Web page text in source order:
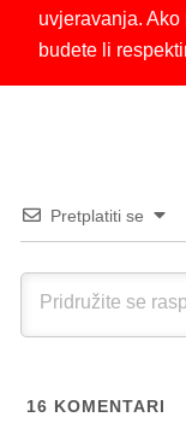
uvjeravanja.
budete li
Pretplatiti se
16 KOMENTARI